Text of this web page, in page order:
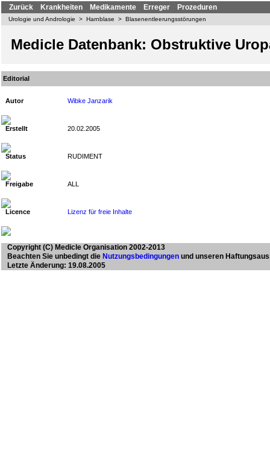
Zurück Krankheiten Medikamente Erreger Prozeduren
Urologie und Andrologie > Harnblase > Blasenentleerungsstörungen
Medicle Datenbank: Obstruktive
Editorial
Autor Wibke Janzarik
Erstellt 20.02.2005
Status RUDIMENT
Freigabe ALL
Licence Lizenz für freie Inhalte
Copyright (C) Medicle Organisation 2002-2013
Beachten Sie unbedingt die Nutzungsbedingungen und unseren
Letzte Änderung: 19.08.2005